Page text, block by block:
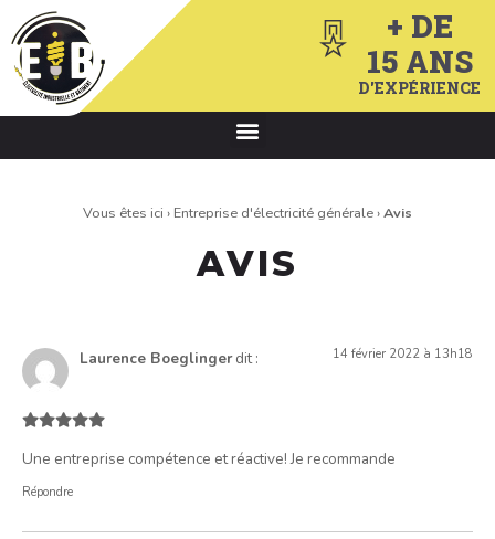
+ DE
15 ANS
D'EXPÉRIENCE
Vous êtes ici › Entreprise d'électricité générale›Avis
AVIS
Laurence Boeglinger dit : 14 février 2022 à 13h18
Une entreprise compétence et réactive! Je recommande
Répondre